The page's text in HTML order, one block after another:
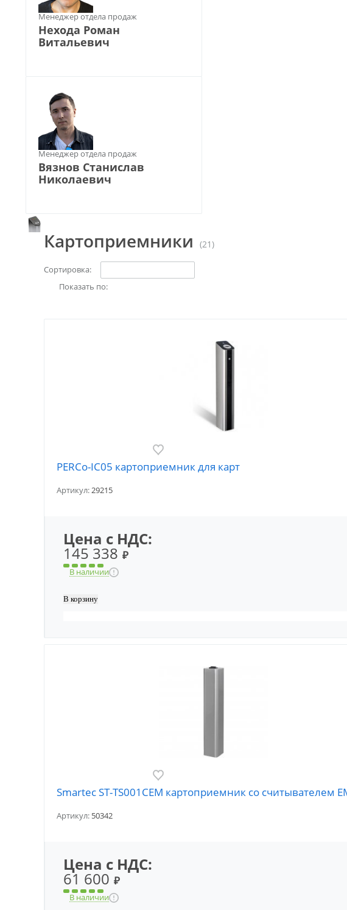
Менеджер отдела продаж
Нехода Роман
Витальевич
Менеджер отдела продаж
Вязнов Станислав
Николаевич
Картоприемники (21)
Сортировка:
Показать по:
PERCo-IC05 картоприемник для карт
Артикул:29215
Цена с НДС:
145 338₽
В наличии
Smartec ST-TS001CEM картоприемник со считывателем
Артикул: 50342
Цена с НДС:
61 600₽
В наличии